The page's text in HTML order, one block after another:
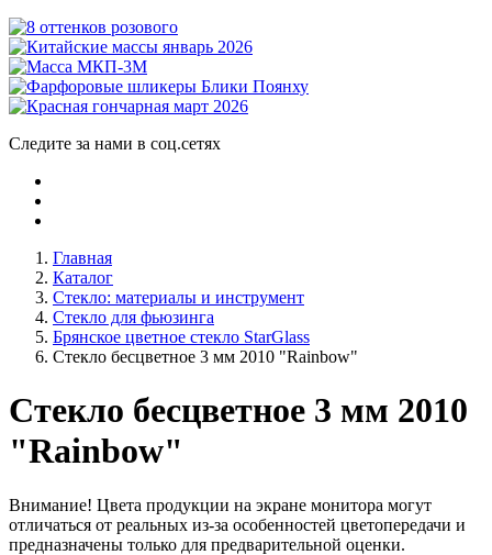
Следите за нами в соц.сетях
Главная
Каталог
Стекло: материалы и инструмент
Стекло для фьюзинга
Брянское цветное стекло StarGlass
Стекло бесцветное 3 мм 2010 "Rainbow"
Стекло бесцветное 3 мм 2010
"Rainbow"
Внимание! Цвета продукции на экране монитора могут
отличаться от реальных из-за особенностей цветопередачи и
предназначены только для предварительной оценки.